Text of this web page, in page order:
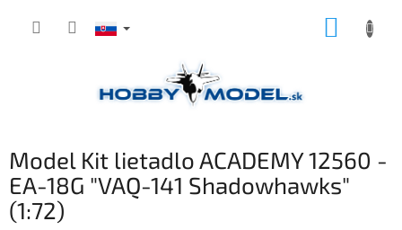
Model Kit lietadlo ACADEMY 12560 -
EA-18G "VAQ-141 Shadowhawks"
(1:72)